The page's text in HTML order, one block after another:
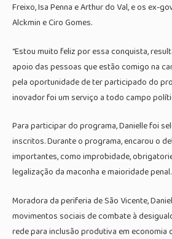
Freixo, Isa Penna e Arthur do Val, e os ex-
Alckmin e Ciro Gomes.
“Estou muito feliz por essa conquista,
apoio das pessoas que estão comigo na
pela oportunidade de ter participado do
inovador foi um serviço a todo campo
Para participar do programa, Danielle foi
inscritos. Durante o programa, encarou o
importantes, como improbidade,
legalização da maconha e maioridade penal.
Moradora da periferia de São Vicente,
movimentos sociais de combate à
rede para inclusão produtiva em economia